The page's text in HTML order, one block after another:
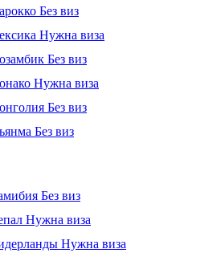
Без виз
Нужна виза
Без виз
Нужна виза
Без виз
Без виз
Без виз
Нужна виза
Нужна виза